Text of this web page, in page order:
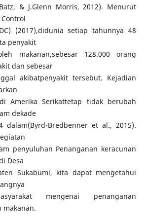
& J.Glenn Morris, 2012). Menurut
(2017),didunia setiap tahunnya 48
penyakit
makanan,sebesar 128.000 orang
dan sebesar
akibatpenyakit tersebut. Kejadian
Amerika Serikattetap tidak berubah
dekade
dalam(Byrd-Bredbenner et al., 2015).
penyuluhan Penanganan keracunan
Desa
Sukabumi, kita dapat mengetahui
mengenai penanganan
makanan.